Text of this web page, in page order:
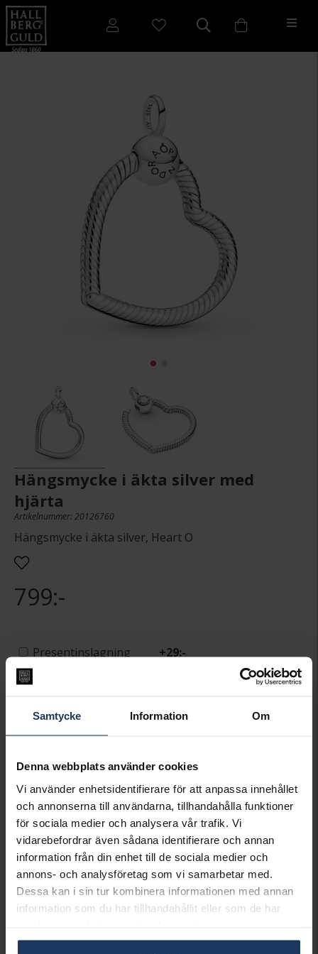
Samtycke Information Om
Denna webbplats använder cookies
Vi använder enhetsidentifierare för att anpassa innehållet
och annonserna till användarna, tillhandahålla funktioner
för sociala medier och analysera vår trafik. Vi
vidarebefordrar även sådana identifierare och annan
information från din enhet till de sociala medier och
annons- och analysföretag som vi samarbetar med.
Dessa kan i sin tur kombinera informationen med annan
information som du har tillhandahållit eller som de har
Hängsmycke i äkta silver med
hjärta
Artikelnummer: 20126760
Hängsmycke i äkta silver, Heart O
799:-
Presentinslagning +29:-
Lagervara.
Leveranstid 2-5 arbetsdagar.
INFO
VARUMÄRKE
Pandora Charms
MODELL
399384C00
Matchande produkter och andra varianter